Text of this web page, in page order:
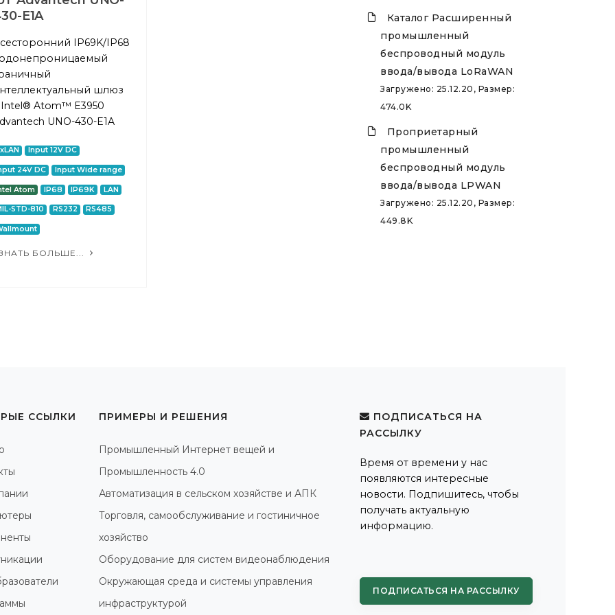
E1A
IP69K/IP68
шлюз
Intel® Atom™ E3950
UNO-430-E1A
Input 12V DC
24V DC Input Wide range
Atom IP68 IP69K LAN
STD-810 RS232 RS485
БОЛЬШЕ...
Каталог Расширенный
промышленный
беспроводный модуль
ввода/вывода LoRaWAN
Загружено: 25.12.20, Размер:
474.0K
Проприетарный
промышленный
беспроводный модуль
ввода/вывода LPWAN
Загружено: 25.12.20, Размер:
449.8K
ССЫЛКИ ПРИМЕРЫ И РЕШЕНИЯ
Промышленный Интернет вещей и
Промышленность 4.0
Автоматизация в сельском хозяйстве и АПК
Торговля, самообслуживание и гостиничное
хозяйство
Оборудование для систем видеонаблюдения
Окружающая среда и системы управления
инфраструктурой
ПОДПИСАТЬСЯ НА
РАССЫЛКУ
Время от времени у нас
появляются интересные
новости. Подпишитесь, чтобы
получать актуальную
информацию.
ПОДПИСАТЬСЯ НА РАССЫЛКУ